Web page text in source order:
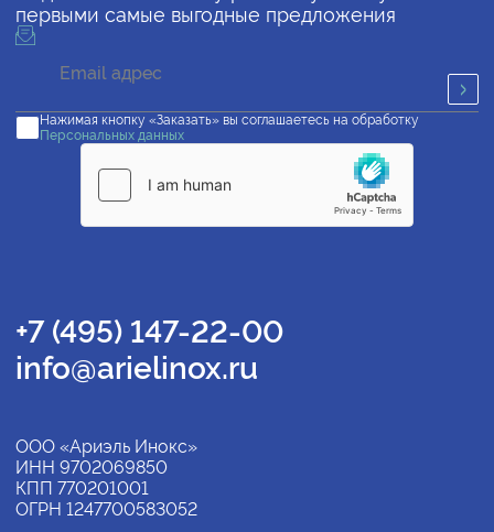
первыми самые выгодные предложения
Нажимая кнопку «Заказать» вы соглашаетесь на обработку
Персональных данных
+7 (495) 147-22-00
info@arielinox.ru
ООО «Ариэль Инокс»
ИНН 9702069850
КПП 770201001
ОГРН 1247700583052